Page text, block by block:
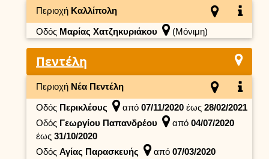
Περιοχή Καλλίπολη
Οδός Μαρίας Χατζηκυριάκου (Μόνιμη)
Πεντέλη
Περιοχή Νέα Πεντέλη
Οδός Περικλέους από 07/11/2020 έως 28/02/2021
Οδός Γεωργίου Παπανδρέου από 04/07/2020
έως 31/10/2020
Οδός Αγίας Παρασκευής από 07/03/2020